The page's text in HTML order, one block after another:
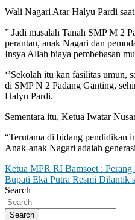
Wali Nagari Atar Halyu Pardi
” Jadi masalah Tanah SMP M 2
perantau, anak Nagari dan
Insya Allah biaya pembebasan
‘’Sekolah itu kan fasilitas umun,
di SMP N 2 Padang Ganting,
Halyu Pardi.
Sementara itu, Ketua Iwatar
“Terutama di bidang pendidikan
Anak-anak Nagari adalah
Post
navigation
Ketua MPR RI Bamsoet :
Bupati Eka Putra Resmi Dilantik
Search
Search